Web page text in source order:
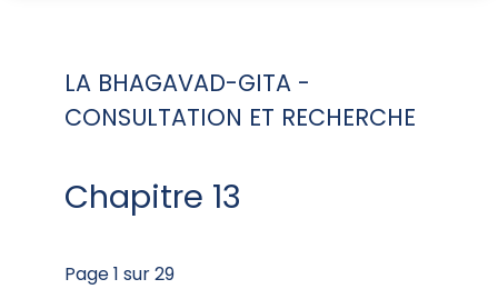
LA BHAGAVAD-GITA -
CONSULTATION ET RECHERCHE
Chapitre 13
Page 1 sur 29